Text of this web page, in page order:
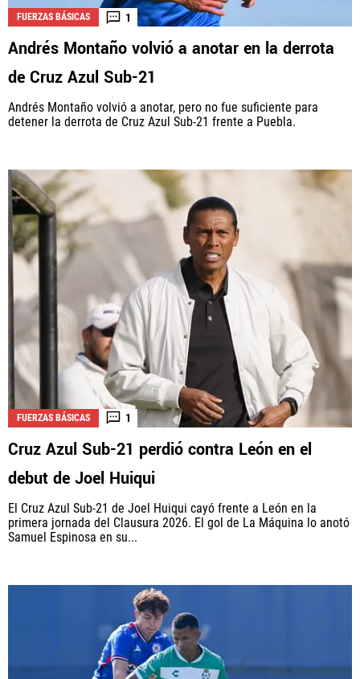
La aceptación de una de las ofertas presentadas en esta página
puede dar lugar a un pago a
cómo y dónde aparecen los operadores de juego en la página y en el
orden en que aparecen, pero no influye en nuestras evaluaciones.
FUERZAS BÁSICAS 1
Andrés Montaño volvió a anotar en la derrota
de Cruz Azul Sub-21
Andrés Montaño volvió a anotar, pero no fue suficiente para
detener la derrota de Cruz Azul Sub-21 frente a Puebla.
FUERZAS BÁSICAS 1
Cruz Azul Sub-21 perdió contra León en el
debut de Joel Huiqui
El Cruz Azul Sub-21 de Joel Huiqui cayó frente a León en la
primera jornada del Clausura 2026. El gol de La Máquina lo anotó
Samuel Espinosa en su...